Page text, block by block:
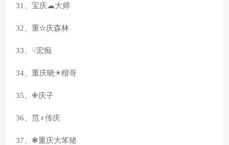
31、宝庆☁大师
32、重✫庆森林
33、☟宏痴
34、重庆晓☀楷哥
35、✙庆子
36、范♀传庆
37、❃重庆大笨猪